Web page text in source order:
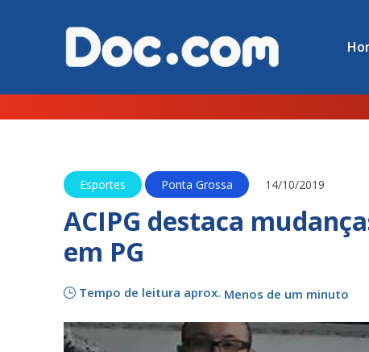
Esportes Ponta Grossa 14/10/2019
ACIPG destaca
em PG
Tempo de leitura aprox. Menos de um minuto